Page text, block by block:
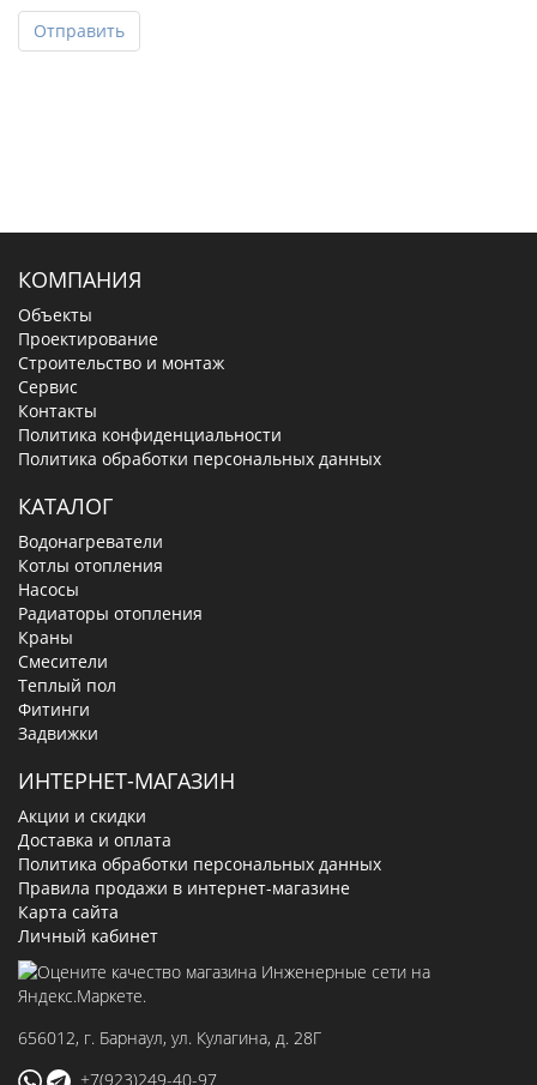
Отправить
КОМПАНИЯ
Объекты
Проектирование
Строительство и монтаж
Сервис
Контакты
Политика конфиденциальности
Политика обработки персональных данных
КАТАЛОГ
Водонагреватели
Котлы отопления
Насосы
Радиаторы отопления
Краны
Смесители
Теплый пол
Фитинги
Задвижки
ИНТЕРНЕТ-МАГАЗИН
Акции и скидки
Доставка и оплата
Политика обработки персональных данных
Правила продажи в интернет-магазине
Карта сайта
Личный кабинет
656012, г. Барнаул, ул. Кулагина, д. 28Г
+7(923)249-40-97